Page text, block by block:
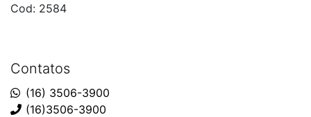
Cod: 2584
Contatos
(16) 3506-3900
(16)3506-3900